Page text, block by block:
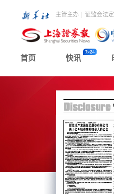
主管主办 证监会法
首页 快讯